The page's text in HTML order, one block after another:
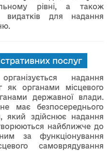
рівні, а також
видатків для надання
послуг
надання
як органами місцевого
державної влади.
має безпосереднього
який здійснює надання
найближче до
за функціонування
самоврядування